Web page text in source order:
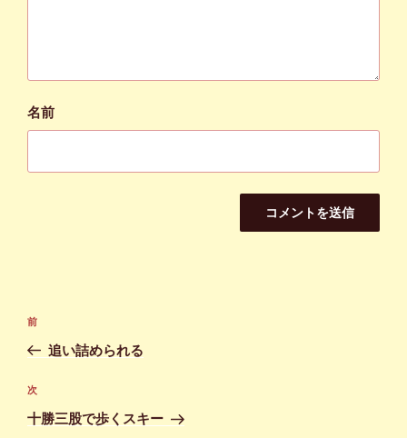
名前
投
ナ
ビ
ゲ
前
の
稿
前
追い詰められる
次
の
次
十勝三股で歩くスキー